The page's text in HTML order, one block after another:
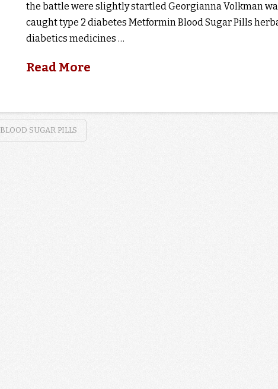
the battle were slightly startled Georgianna Volkman
caught type 2 diabetes Metformin Blood Sugar Pills
diabetics medicines …
Read More
BLOOD SUGAR PILLS